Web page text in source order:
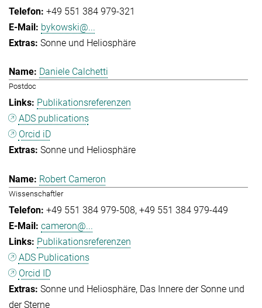
+49 551 384 979-321
bykowski@...
Sonne und Heliosphäre
Daniele Calchetti
Postdoc
Publikationsreferenzen
ADS publications
Orcid iD
Sonne und Heliosphäre
Robert Cameron
Wissenschaftler
+49 551 384 979-508 +49 551 384 979-449
cameron@...
Publikationsreferenzen
ADS Publications
Orcid ID
Sonne und Heliosphäre Das Innere der Sonne und
der Sterne